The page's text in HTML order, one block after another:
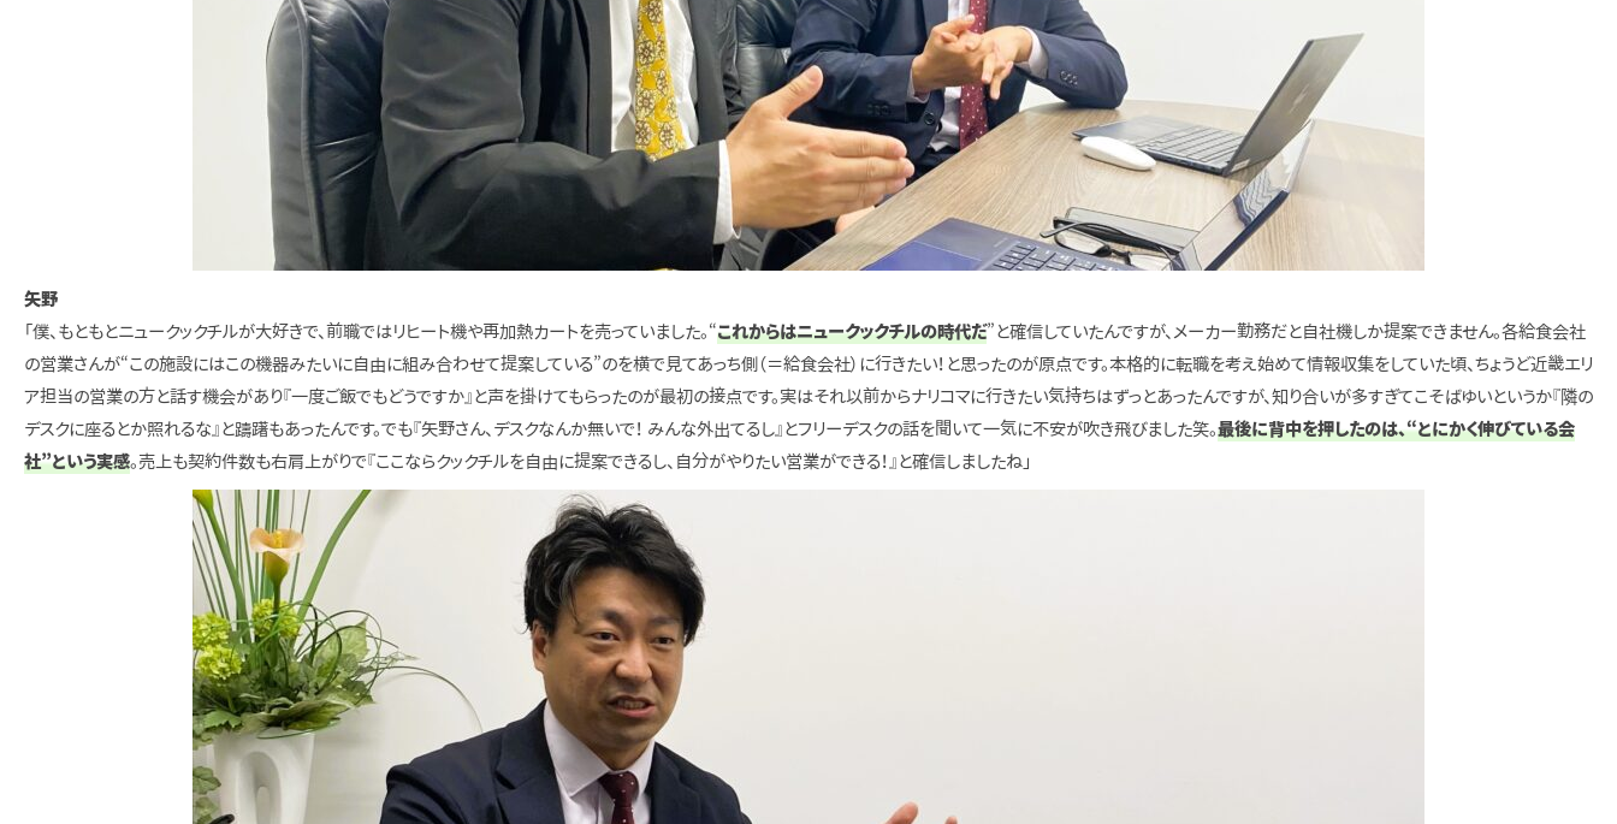
矢野
「僕、もともとニュークックチルが大好きで、前職ではリヒート機や再加熱カートを売っていました。“これからはニュークックチルの時代だ”と確信していたんですが、メーカー勤務だと自社機しか提案できません。各給食会社
の営業さんが“この施設にはこの機器みたいに自由に組み合わせて提案している”のを横で見てあっち側（＝給食会社）に行きたい！と思ったのが原点です。本格的に転職を考え始めて情報収集をしていた頃、ちょうど近畿エリ
ア担当の営業の方と話す機会があり『一度ご飯でもどうですか』と声を掛けてもらったのが最初の接点です。実はそれ以前からナリコマに行きたい気持ちはずっとあったんですが、知り合いが多すぎてこそばゆいというか『隣の
デスクに座るとか照れるな』と躊躇もあったんです。でも『矢野さん、デスクなんか無いで！ みんな外出てるし』とフリーデスクの話を聞いて一気に不安が吹き飛びました笑。最後に背中を押したのは、“とにかく伸びている会
社”という実感。売上も契約件数も右肩上がりで『ここならクックチルを自由に提案できるし、自分がやりたい営業ができる！』と確信しましたね」